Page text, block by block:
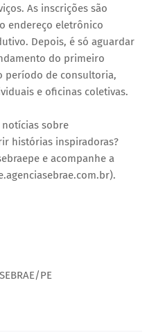
As inscrições são
endereço eletrônico
Depois, é só aguardar
do primeiro
período de consultoria,
e oficinas coletivas.
sobre
histórias inspiradoras?
e acompanhe a
PE